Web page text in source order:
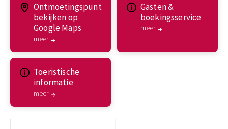
Ontmoetingspunt
bekijken op
Google Maps
meer
Gasten &
boekingsservice
meer
Toeristische
informatie
meer